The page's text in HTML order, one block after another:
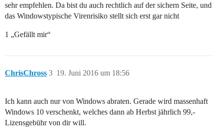
sehr empfehlen. Da bist du auch rechtlich auf der sichern Seite, und
das Windowstypische Virenrisiko stellt sich erst gar nicht
1 „Gefällt mir“
ChrisChross 19. Juni 2016 um 18:56
3
Ich kann auch nur von Windows abraten. Gerade wird massenhaft
Windows 10 verschenkt, welches dann ab Herbst jährlich 99,-
Lizensgebühr von dir will.